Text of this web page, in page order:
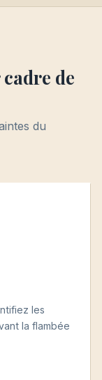
de
du
les
la flambée